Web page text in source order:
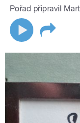
Pořad připravil